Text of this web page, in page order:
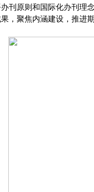
刊原则和国际化办刊理
，聚焦内涵建设，推进